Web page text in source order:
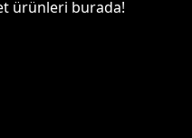
ürünleri burada!